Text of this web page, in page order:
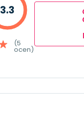
3.3
(5
ocen)